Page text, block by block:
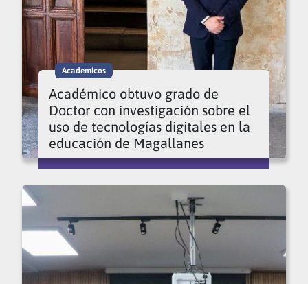
Academicos
Académico obtuvo grado de
Doctor con investigación sobre el
uso de tecnologías digitales en la
educación de Magallanes